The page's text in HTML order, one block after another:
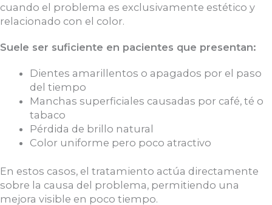
cuando el problema es exclusivamente estético y
relacionado con el color.
Suele ser suficiente en pacientes que presentan:
Dientes amarillentos o apagados por el paso
del tiempo
Manchas superficiales causadas por café, té o
tabaco
Pérdida de brillo natural
Color uniforme pero poco atractivo
En estos casos, el tratamiento actúa directamente
sobre la causa del problema, permitiendo una
mejora visible en poco tiempo.